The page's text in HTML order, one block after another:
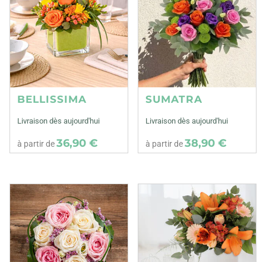
BELLISSIMA
Livraison dès aujourd'hui
à partir de36,90 €
SUMATRA
Livraison dès aujourd'hui
à partir de38,90 €